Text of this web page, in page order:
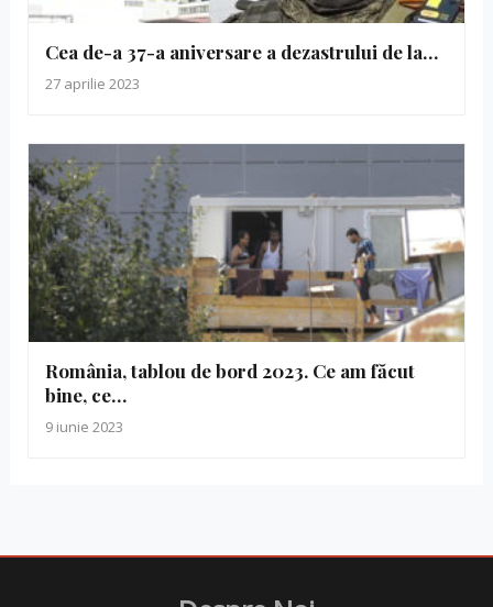
Cea de-a 37-a aniversare a dezastrului de la…
27 aprilie 2023
România, tablou de bord 2023. Ce am făcut
bine, ce…
9 iunie 2023